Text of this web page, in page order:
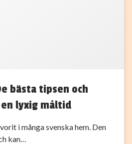
bästa tipsen och
lyxig måltid
i många svenska hem. Den
kan…